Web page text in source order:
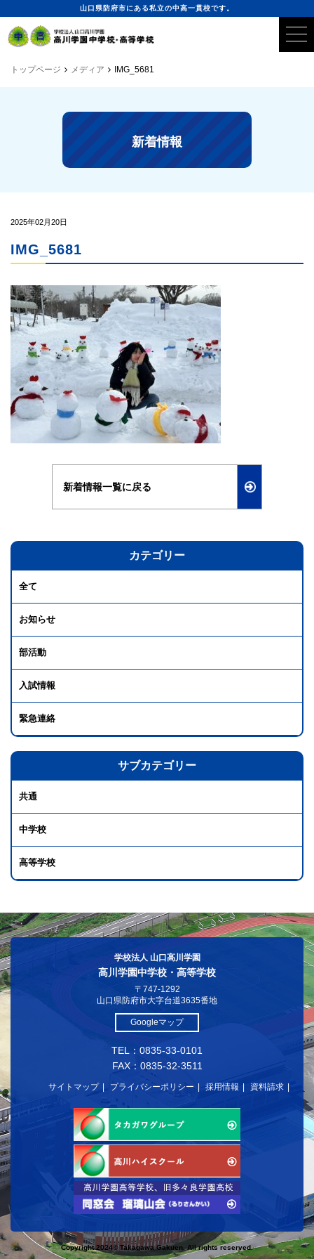
山口県防府市にある私立の中高一貫校です。
トップページ メディア IMG_5681
新着情報
2025年02月20日
IMG_5681
新着情報一覧に戻る
カテゴリー
全て
お知らせ
部活動
入試情報
緊急連絡
サブカテゴリー
共通
中学校
高等学校
学校法人 山口高川学園
高川学園中学校・高等学校
〒747-1292
山口県防府市大字台道3635番地
Googleマップ
TEL：0835-33-0101
FAX：0835-32-3511
サイトマップ プライバシーポリシー 採用情報 資料請求
Copyright 2024© Takagawa Gakuen. All rights reserved.